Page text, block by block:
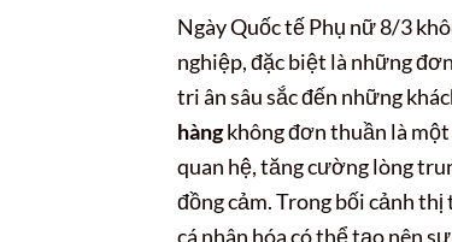
Ngày Quốc tế Phụ nữ 8/3
nghiệp, đặc biệt là những
tri ân sâu sắc đến những
hàngkhông đơn thuần là một
quan hệ, tăng cường lòng
đồng cảm. Trong bối cảnh
cá nhân hóa có thể tạo nên